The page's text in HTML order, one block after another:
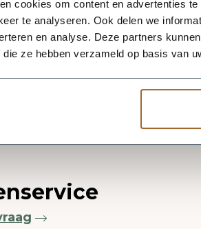
cookies om content en advertenties
te analyseren. Ook delen we
en analyse. Deze partners
ze hebben verzameld op basis van